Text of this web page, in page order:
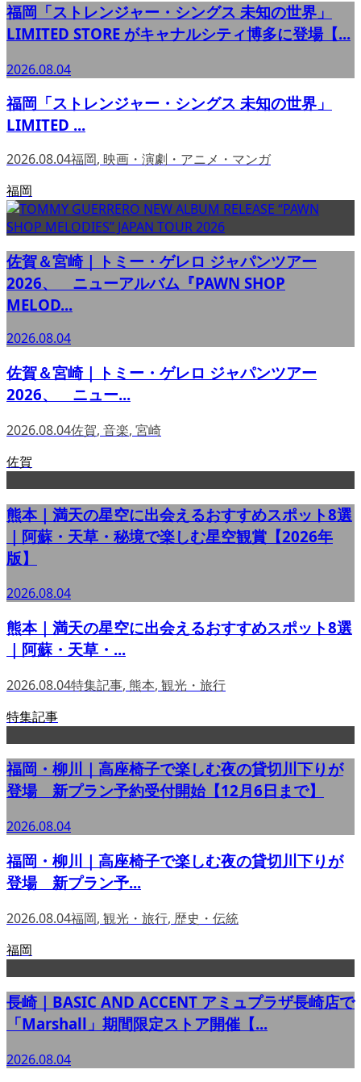
福岡「ストレンジャー・シングス 未知の世界」
LIMITED STORE がキャナルシティ博多に登場【...
2026.08.04
福岡「ストレンジャー・シングス 未知の世界」
LIMITED ...
2026.08.04福岡, 映画・演劇・アニメ・マンガ
福岡
佐賀＆宮崎｜トミー・ゲレロ ジャパンツアー
2026、 ニューアルバム『PAWN SHOP
MELOD...
2026.08.04
佐賀＆宮崎｜トミー・ゲレロ ジャパンツアー
2026、 ニュー...
2026.08.04佐賀, 音楽, 宮崎
佐賀
熊本｜満天の星空に出会えるおすすめスポット8選
｜阿蘇・天草・秘境で楽しむ星空観賞【2026年
版】
2026.08.04
熊本｜満天の星空に出会えるおすすめスポット8選
｜阿蘇・天草・...
2026.08.04特集記事, 熊本, 観光・旅行
特集記事
福岡・柳川｜高座椅子で楽しむ夜の貸切川下りが
登場 新プラン予約受付開始【12月6日まで】
2026.08.04
福岡・柳川｜高座椅子で楽しむ夜の貸切川下りが
登場 新プラン予...
2026.08.04福岡, 観光・旅行, 歴史・伝統
福岡
長崎｜BASIC AND ACCENT アミュプラザ長崎店で
「Marshall」期間限定ストア開催【...
2026.08.04